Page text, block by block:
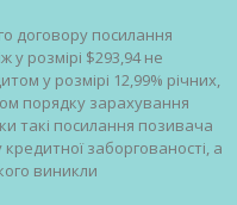
договору посилання
розмірі $293,94 не
у розмірі 12,99% річних,
порядку зарахування
такі посилання позивача
заборгованості, а
виникли